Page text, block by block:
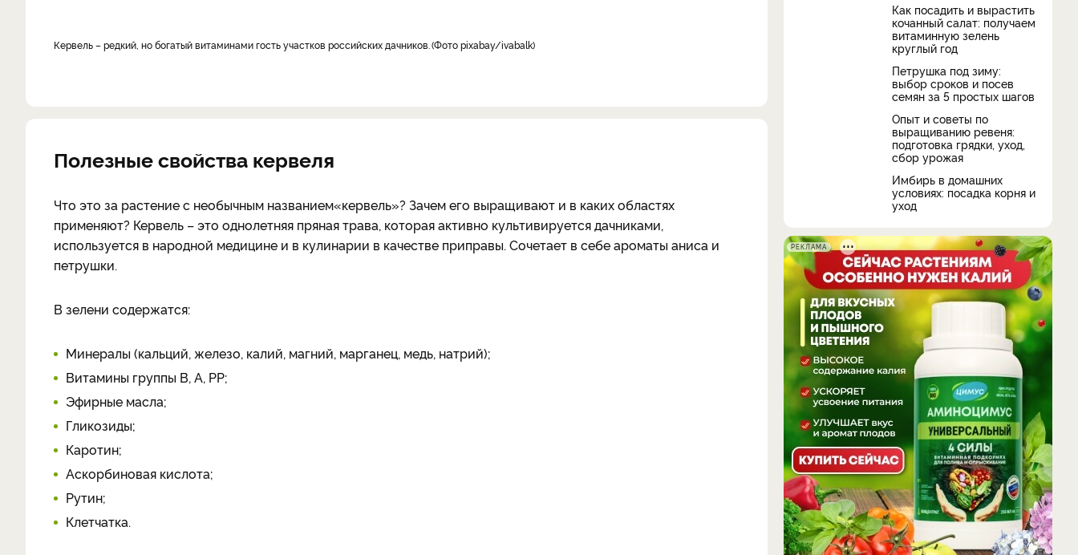
кервель – редкий, но богатый витаминами гость участков российских дачников. Фото pixabay/ivabalk
Полезные свойства кервеля
Что это за растениес необычным названием«кервель»? Зачем его выращивают и в каких областях
применяют? Кервель – это однолетняя пряная трава, которая активно культивируется дачниками,
используется в народной медицине и в кулинарии в качестве приправы. Сочетает в себе ароматы аниса и
петрушки.
В зелени содержатся:
Минералы (кальций, железо, калий, магний, марганец, медь, натрий);
Витамины группы В, А, РР;
Эфирные масла;
Гликозиды;
Каротин;
Аскорбиновая кислота;
Рутин;
Клетчатка.
Как посадить и вырастить
кочанный салат: получаем
витаминную зелень
круглый год
Петрушка под зиму:
выбор сроков и посев
семян за 5 простых шагов
Опыт и советы по
выращиванию ревеня:
подготовка грядки, уход,
сбор урожая
Имбирь в домашних
условиях: посадка корня и
уход
РЕКЛАМА